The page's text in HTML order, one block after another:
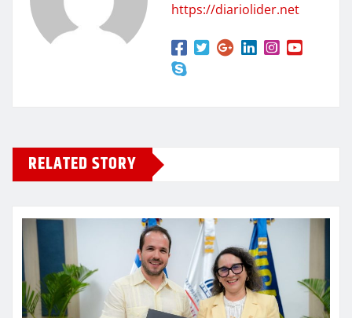
https://diariolider.net
RELATED STORY